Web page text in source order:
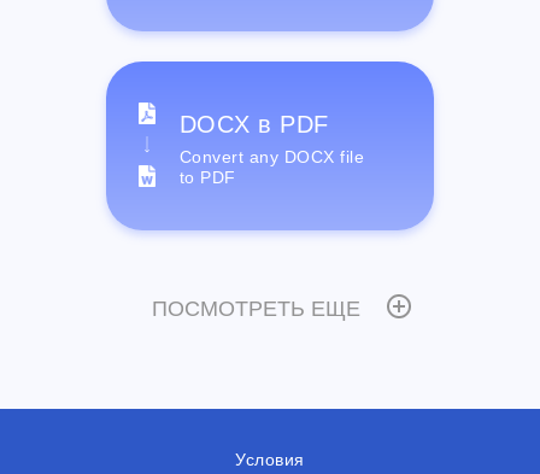
DOCX в PDF
Convert any DOCX file
to PDF
ПОСМОТРЕТЬ ЕЩЕ
Условия